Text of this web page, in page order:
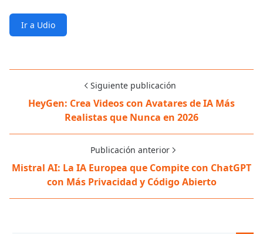
Ir a Udio
Siguiente publicación
HeyGen: Crea Videos con Avatares de IA Más
Realistas que Nunca en 2026
Publicación anterior
Mistral AI: La IA Europea que Compite con ChatGPT
con Más Privacidad y Código Abierto